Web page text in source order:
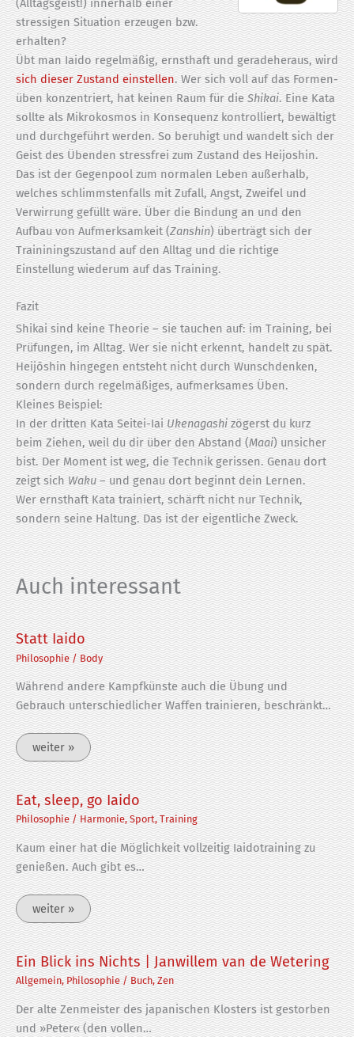
(Alltagsgeist!) innerhalb einer
stressigen Situation erzeugen bzw.
erhalten?
Übt man Iaido regelmäßig, ernsthaft und geradeheraus, wird
sich dieser Zustand einstellen. Wer sich voll auf das Formen­
üben konzentriert, hat keinen Raum für dieShikai. Eine Kata
sollte als Mikrokosmos in Konsequenz kontrolliert, bewältigt
und durchgeführt werden. So beruhigt und wandelt sich der
Geist des Übenden stressfrei zum Zustand des Heijoshin.
Das ist der Gegenpool zum normalen Leben außerhalb,
welches schlimmstenfalls mit Zufall, Angst, Zweifel und
Verwirrung gefüllt wäre. Über die Bindung an und den
Aufbau von Aufmerksamkeit (Zanshin) überträgt sich der
Traininingszustand auf den Alltag und die richtige
Einstellung wiederum auf das Training.
Fazit
Shikai sind keine Theorie – sie tauchen auf: im Training, bei
Prüfungen, im Alltag. Wer sie nicht erkennt, handelt zu spät.
Heijōshin hingegen entsteht nicht durch Wunschdenken,
sondern durch regelmäßiges, aufmerksames Üben.
Kleines Beispiel:
In der dritten Kata Seitei-IaiUkenagashizögerst du kurz
beim Ziehen, weil du dir über den Abstand (Maai) unsicher
bist. Der Moment ist weg, die Technik gerissen. Genau dort
zeigt sichWaku– und genau dort beginnt dein Lernen.
Wer ernsthaft Kata trainiert, schärft nicht nur Technik,
sondern seine Haltung. Das ist der eigentliche Zweck.
Auch interessant
Statt Iaido
Philosophie/Body
Während andere Kampfkünste auch die Übung und
Gebrauch unterschiedlicher Waffen trainieren, beschränkt…
weiter »
Eat, sleep, go Iaido
Philosophie/Harmonie,Sport,Training
Kaum einer hat die Möglichkeit vollzeitig Iaidotraining zu
genießen. Auch gibt es…
weiter »
Ein Blick ins Nichts | Janwillem van de Wetering
Allgemein, Philosophie/Buch, Zen
Der alte Zenmeister des japanischen Klosters ist gestorben
und »Peter« (den vollen…